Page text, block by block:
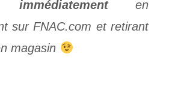
immédiatementen
sur FNAC.com et retirant
magasin